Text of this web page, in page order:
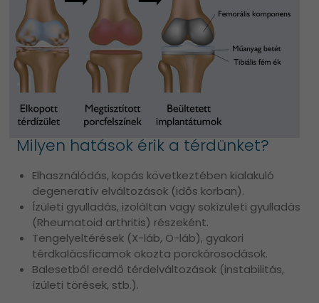
Milyen hatások érik a térdünket?
Elhasználódás, kopás következtében kialakuló
degeneratív elváltozások (idős korban).
Ízületi gyulladás, izoláltan vagy sokízületi gyulladás
(Rheumatoid arthritis) részeként.
Tengelyeltérések (X-láb, O-láb), gyakori
térdkalácsficamok okozta porckárosodások.
Balesetből eredő térdelváltozások (instabilitás,
ízületi törések, stb.).